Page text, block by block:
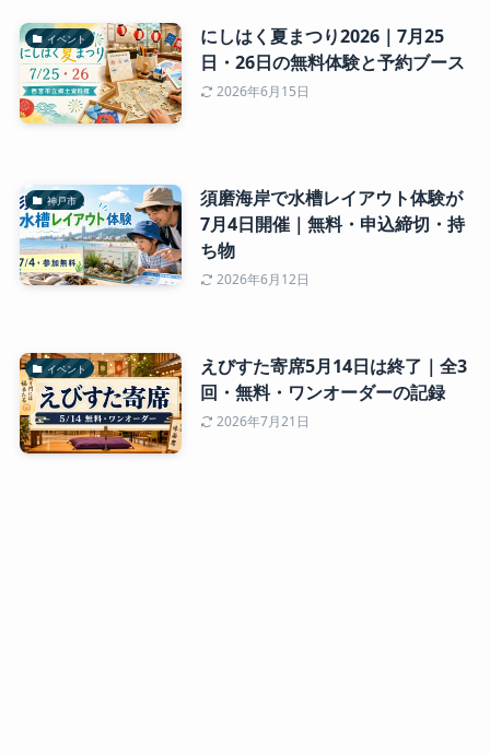
イベント
にしはく夏まつり2026｜7月25
日・26日の無料体験と予約ブース
2026年6月15日
神戸市
須磨海岸で水槽レイアウト体験が
7月4日開催｜無料・申込締切・持
ち物
2026年6月12日
イベント
えびすた寄席5月14日は終了｜全3
回・無料・ワンオーダーの記録
2026年7月21日